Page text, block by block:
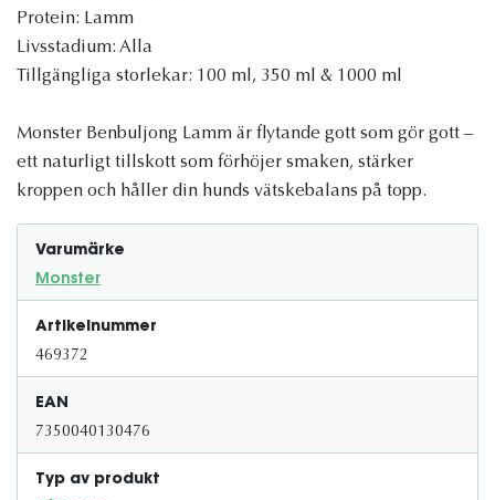
Protein: Lamm
Livsstadium: Alla
Tillgängliga storlekar: 100 ml, 350 ml & 1000 ml
Monster Benbuljong Lamm är flytande gott som gör gott –
ett naturligt tillskott som förhöjer smaken, stärker
kroppen och håller din hunds vätskebalans på topp.
Varumärke
Monster
Artikelnummer
469372
EAN
7350040130476
Typ av produkt